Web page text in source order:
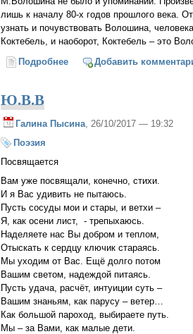
лишь к началу 80-х годов прошлого века.
узнать и почувствовать Волошина,
Коктебель, и наоборот, Коктебель – это
Подробнеео Молитва поэта
Добавить
Ю.В.В
Галина Пысина, 26/10/2017 — 19:32
Поэзия
Посвящается
Вам уже посвящали, конечно, стихи.
И я Вас удивить не пытаюсь.
Пусть сосуды мои и стары, и ветхи –
Я, как осени лист, - трепыхаюсь.
Наделяете нас Вы добром и теплом,
Отыскать к сердцу ключик стараясь.
Мы уходим от Вас. Ещё долго потом
Вашим светом, надеждой питаясь.
Пусть удача, расчёт, интуиции суть –
Вашим знаньям, как парусу – ветер…
Как большой пароход, выбираете путь.
Мы – за Вами, как малые дети.